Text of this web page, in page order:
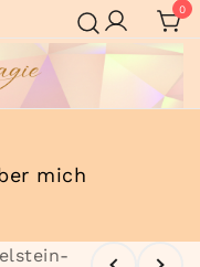
0
mich